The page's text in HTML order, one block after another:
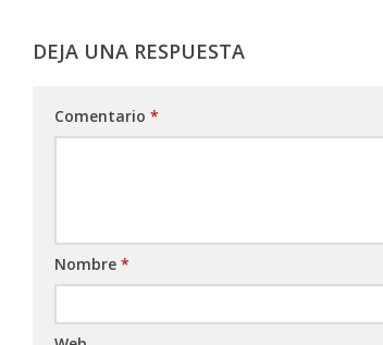
DEJA UNA RESPUESTA
Comentario *
Nombre *